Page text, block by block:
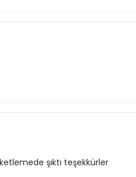
şıktı teşekkürler